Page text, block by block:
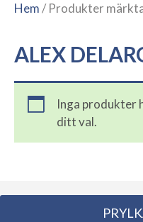
Hem/ Produkter märkta
ALEX
Inga produkter
ditt val.